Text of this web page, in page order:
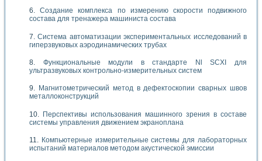
Создание комплекса по измерению скорости подвижного
состава для тренажера машиниста состава
Система автоматизации экспериментальных исследований в
гиперзвуковых аэродинамических трубах
Функциональные модули в стандарте Nl SCXI для
ультразвуковых контрольно-измерительных систем
Магнитометрический метод в дефектоскопии сварных швов
металлоконструкций
Перспективы использования машинного зрения в составе
системы управления движением экраноплана
Компьютерные измерительные системы для лабораторных
испытаний материалов методом акустической эмиссии